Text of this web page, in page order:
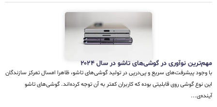
مهم‌ترین نوآوری در گوشی‌های تاشو در سال ۲۰۲۴
با وجود پیشرفت‌های سریع و پی‌در‌پی در تولید گوشی‌های تاشو، ظاهرا امسال تمرکز سازندگان
این نوع گوشی روی قابلیتی بوده که کاربران کمتر به آن توجه کرده‌اند. گوشی‌های تاشو
آینده‌ی...